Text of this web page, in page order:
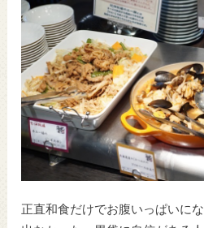
正直和食だけでお腹いっぱいに